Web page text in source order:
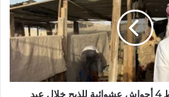
أمانة الأحساء تضبط 4 أحواش عشوائية للذبح خلال عيد